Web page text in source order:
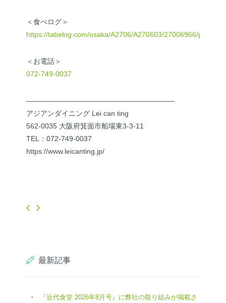
＜食べログ＞
https://tabelog.com/osaka/A2706/A270603/27006966/party/
＜お電話＞
072-749-0037
—————————————————————
アジアンダイニング Lei can ting
562-0035 大阪府箕面市船場東3-3-11
TEL：072-749-0037
https://www.leicanting.jp/
最新記事
『近代食堂 2026年8月号』に弊社の取り組みが掲載さ